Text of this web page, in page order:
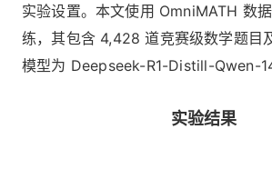
实验设置。本文使用 OmniMATH 数
练，其包含 4,428 道竞赛级数学题目
模型为 Deepseek-R1-Distill-Qwen-
实验结果